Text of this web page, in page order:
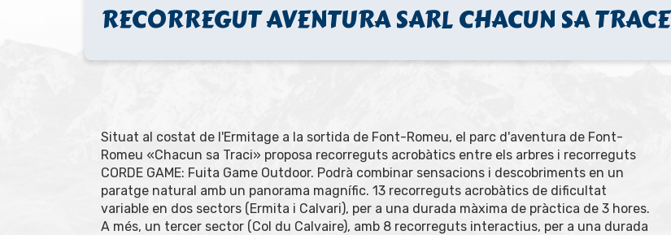
RECORREGUT AVENTURA SARL CHACUN SA TRACE
Situat al costat de l'Ermitage a la sortida de Font-Romeu, el parc d'aventura de Font-
Romeu «Chacun sa Traci» proposa recorreguts acrobàtics entre els arbres i recorreguts
CORDE GAME: Fuita Game Outdoor. Podrà combinar sensacions i descobriments en un
paratge natural amb un panorama magnífic. 13 recorreguts acrobàtics de dificultat
variable en dos sectors (Ermita i Calvari), per a una durada màxima de pràctica de 3 hores.
A més, un tercer sector (Col du Calvaire), amb 8 recorreguts interactius, per a una durada